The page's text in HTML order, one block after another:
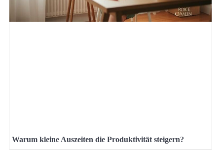
Warum kleine Auszeiten die Produktivität steigern?